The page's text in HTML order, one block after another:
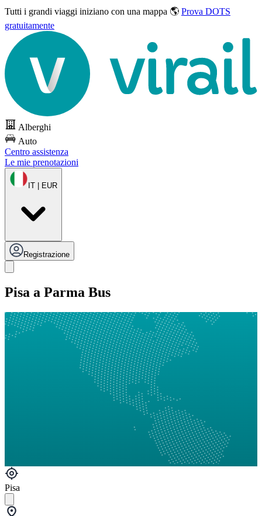
Tutti i grandi viaggi iniziano con una mappa 🌎 Prova DOTS
gratuitamente
Alberghi
Auto
Centro assistenza
Le mie prenotazioni
IT | EUR
Registrazione
Pisa a Parma Bus
Pisa